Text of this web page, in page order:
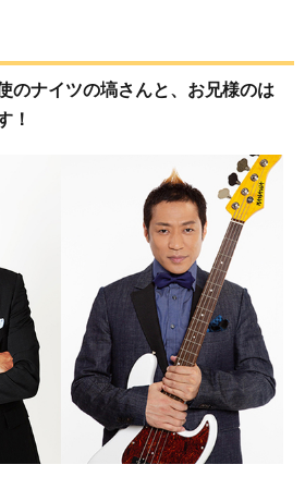
のナイツの塙さんと、お兄様のは
！